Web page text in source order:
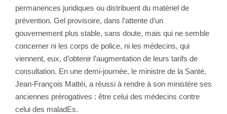
permanences juridiques ou distribuent du matériel de
prévention. Gel provisoire, dans l’attente d’un
gouvernement plus stable, sans doute, mais qui ne semble
concerner ni les corps de police, ni les médecins, qui
viennent, eux, d’obtenir l’augmentation de leurs tarifs de
consultation. En une demi-journée, le ministre de la Santé,
Jean-François Mattéi, a réussi à rendre à son ministère ses
anciennes prérogatives : être celui des médecins contre
celui des maladEs.